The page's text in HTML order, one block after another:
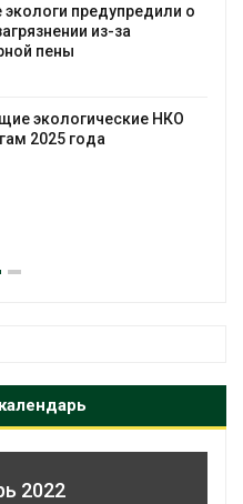
предупредили о
из-за
пены
экологические НКО
2025 года
2022